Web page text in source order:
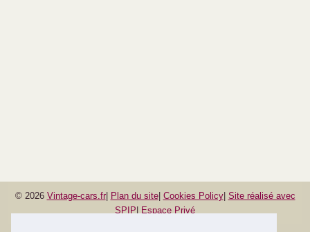
© 2026 Vintage-cars.fr| Plan du site| Cookies Policy| Site réalisé avec
SPIP| Espace Privé